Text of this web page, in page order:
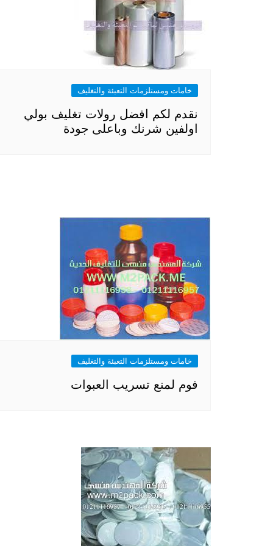
خامات ومستلزمات التعبئة والتغليف
نقدم لكم افضل رولات تغليف بولي
اولفين شرنك وباعلى جودة
خامات ومستلزمات التعبئة والتغليف
فوم لمنع تسريب العبوات